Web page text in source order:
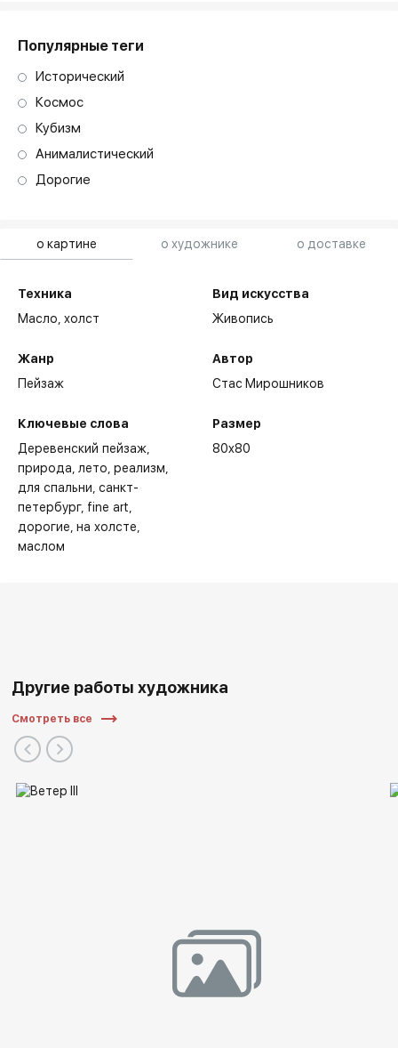
о картине о художнике о доставке
Техника
Масло,холст
Жанр
Пейзаж
Ключевые слова
Деревенский пейзаж
природа лето реализм
для спальни санкт-
петербург fine art
дорогие на холсте
маслом
Вид искусства
Живопись
Автор
Стас Мирошников
Размер
80x80
Популярные теги
Исторический
Космос
Кубизм
Анималистический
Дорогие
Другие работы художника
Смотреть все